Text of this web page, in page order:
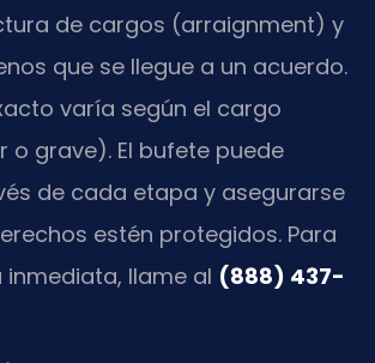
de cargos (arraignment) y
que se llegue a un acuerdo.
varía según el cargo
o grave). El bufete puede
de cada etapa y asegurarse
estén protegidos. Para
llame al (888) 437-